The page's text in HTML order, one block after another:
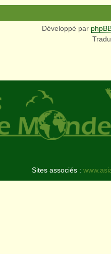
Développé par
Sites associés :